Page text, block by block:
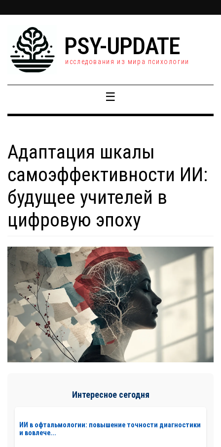
PSY-UPDATE
исследования из мира психологии
☰
Адаптация шкалы
самоэффективности ИИ:
будущее учителей в
цифровую эпоху
Интересное сегодня
ИИ в офтальмологии: повышение точности диагностики
и вовлече...